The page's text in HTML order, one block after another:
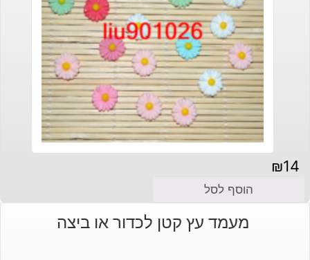
₪14
הוסף לסל
מעמד עץ קטן לכדור או ביצה